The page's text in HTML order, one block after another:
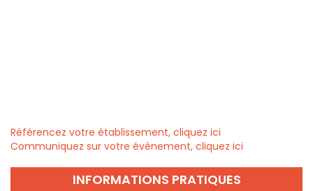
Référencez votre établissement, cliquez ici
Communiquez sur votre évènement, cliquez ici
INFORMATIONS PRATIQUES